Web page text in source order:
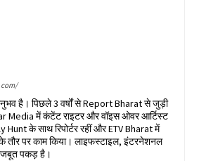
अनुभव है। पिछले 3 वर्षों से Report Bharat से जुड़ी
Media में कंटेंट राइटर और वॉइस ओवर आर्टिस्ट
Hunt के साथ रिपोर्टर रहीं और ETV Bharat में
तौर पर काम किया। लाइफस्टाइल, इंटरनेशनल
पकड़ है।